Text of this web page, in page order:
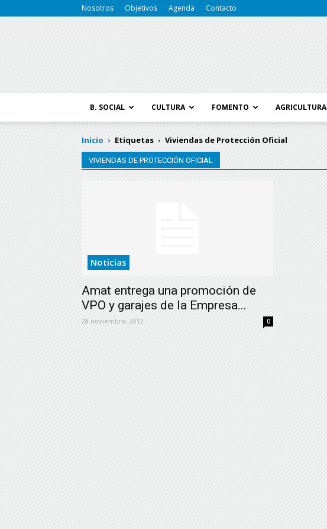
Nosotros Objetivos Agenda Contacto
B. SOCIAL CULTURA FOMENTO AGRICULTURA
Inicio Etiquetas Viviendas de Protección Oficial
VIVIENDAS DE PROTECCIÓN OFICIAL
Noticias
Amat entrega una promoción de
VPO y garajes de la Empresa...
28 noviembre, 2012 0